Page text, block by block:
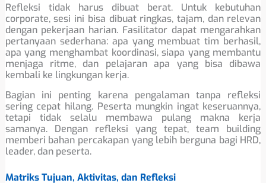
Refleksi tidak harus dibuat berat. Untuk kebutuhan
corporate, sesi ini bisa dibuat ringkas, tajam, dan relevan
dengan pekerjaan harian. Fasilitator dapat mengarahkan
pertanyaan sederhana: apa yang membuat tim berhasil,
apa yang menghambat koordinasi, siapa yang membantu
menjaga ritme, dan pelajaran apa yang bisa dibawa
kembali ke lingkungan kerja.
Bagian ini penting karena pengalaman tanpa refleksi
sering cepat hilang. Peserta mungkin ingat keseruannya,
tetapi tidak selalu membawa pulang makna kerja
samanya. Dengan refleksi yang tepat, team building
memberi bahan percakapan yang lebih berguna bagi HRD,
leader, dan peserta.
Matriks Tujuan, Aktivitas, dan Refleksi